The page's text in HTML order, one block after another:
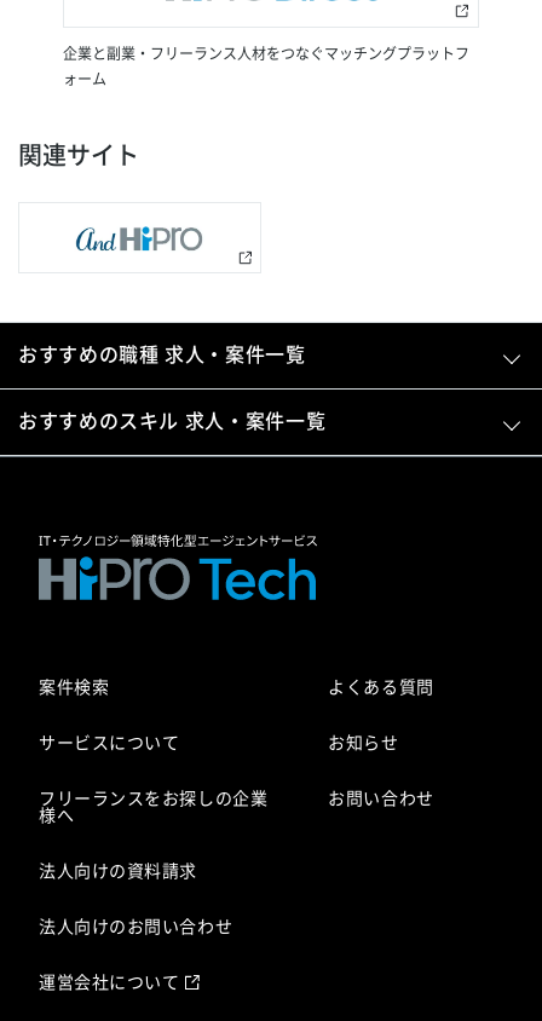
企業と副業・フリーランス人材をつなぐマッチングプラットフ
ォーム
関連サイト
おすすめの職種 求人・案件一覧
おすすめのスキル 求人・案件一覧
案件検索
サービスについて
フリーランスをお探しの企業
様へ
法人向けの資料請求
法人向けのお問い合わせ
よくある質問
お知らせ
お問い合わせ
運営会社について